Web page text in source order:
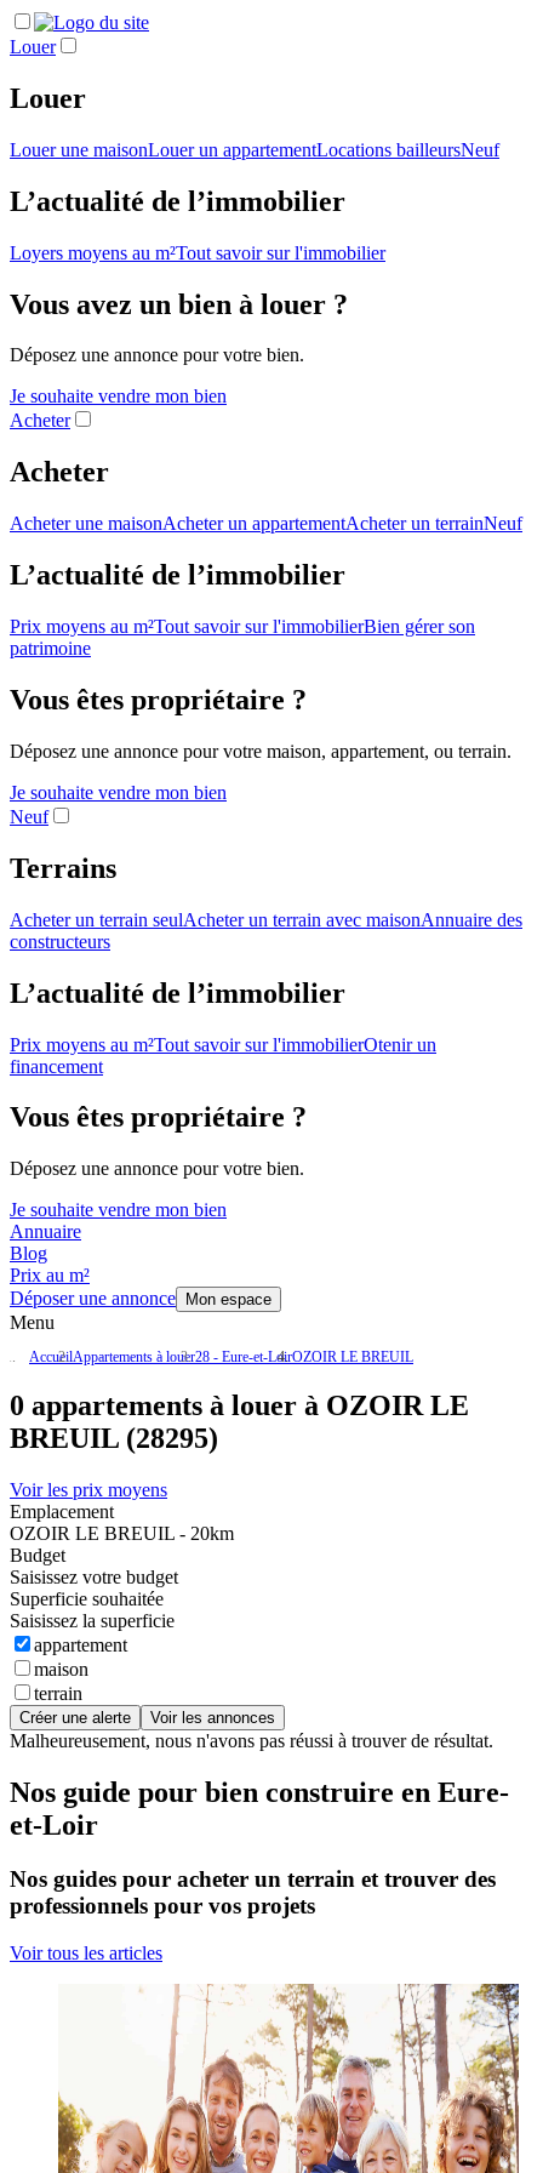
Louer
Louer
Louer une maisonLouer un appartementLocations bailleursNeuf
L’actualité de l’immobilier
Loyers moyens au m²Tout savoir sur l'immobilier
Vous avez un bien à louer ?
Déposez une annonce pour votre bien.
Je souhaite vendre mon bien
Acheter
Acheter
Acheter une maisonAcheter un appartementAcheter un terrainNeuf
L’actualité de l’immobilier
Prix moyens au m²Tout savoir sur l'immobilierBien gérer son
patrimoine
Vous êtes propriétaire ?
Déposez une annonce pour votre maison, appartement, ou terrain.
Je souhaite vendre mon bien
Neuf
Terrains
Acheter un terrain seulAcheter un terrain avec maisonAnnuaire des
constructeurs
L’actualité de l’immobilier
Prix moyens au m²Tout savoir sur l'immobilierOtenir un
financement
Vous êtes propriétaire ?
Déposez une annonce pour votre bien.
Je souhaite vendre mon bien
Annuaire
Blog
Prix au m²
Déposer une annonce
Mon espace
Menu
AccueilAppartements à louer28 - Eure-et-LoirOZOIR LE BREUIL
0 appartements à louer à OZOIR LE
BREUIL (28295)
Voir les prix moyens
Emplacement
OZOIR LE BREUIL - 20km
Budget
Saisissez votre budget
Superficie souhaitée
Saisissez la superficie
appartement
maison
terrain
Créer une alerte Voir les annonces
Malheureusement, nous n'avons pas réussi à trouver de résultat.
Nos guide pour bien construire en Eure-
et-Loir
Nos guides pour acheter un terrain et trouver des
professionnels pour vos projets
Voir tous les articles